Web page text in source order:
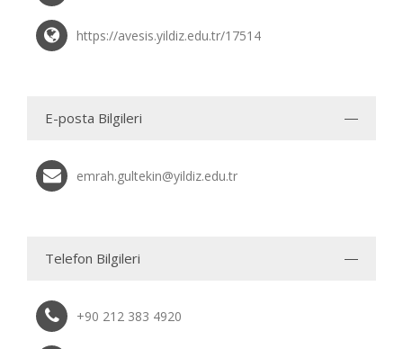
https://avesis.yildiz.edu.tr/17514
E-posta Bilgileri
emrah.gultekin@yildiz.edu.tr
Telefon Bilgileri
+90 212 383 4920